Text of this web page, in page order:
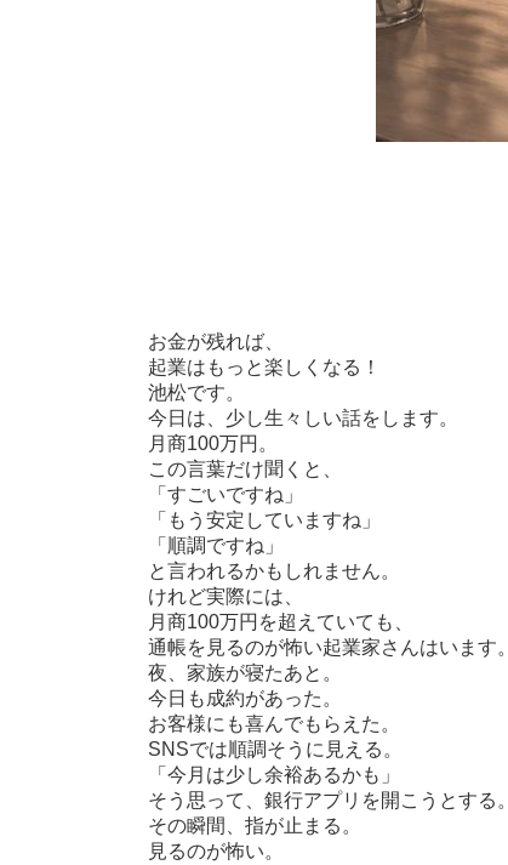
お金が残れば、
起業はもっと楽しくなる！
池松です。
今日は、少し生々しい話をします。
月商100万円。
この言葉だけ聞くと、
「すごいですね」
「もう安定していますね」
「順調ですね」
と言われるかもしれません。
けれど実際には、
月商100万円を超えていても、
通帳を見るのが怖い起業家さんはいます。
夜、家族が寝たあと。
今日も成約があった。
お客様にも喜んでもらえた。
SNSでは順調そうに見える。
「今月は少し余裕あるかも」
そう思って、銀行アプリを開こうとする。
その瞬間、指が止まる。
見るのが怖い。